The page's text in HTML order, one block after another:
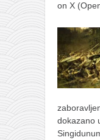
on X
dokazano